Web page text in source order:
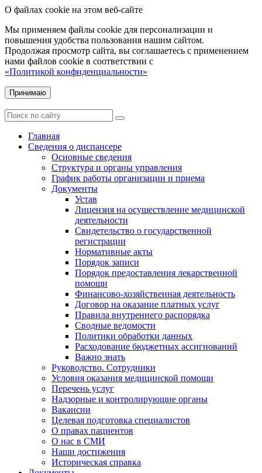
О файлах cookie на этом веб-сайте
Мы применяем файлы cookie для персонализации и
повышения удобства пользования нашим сайтом.
Продолжая просмотр сайта, вы соглашаетесь с применением
нами файлов cookie в соответствии с
«Политикой конфиденциальности»
Принимаю
Главная
Сведения о диспансере
Основные сведения
Структура и органы управления
График работы организации и приема
Документы
Устав
Лицензия на осуществление медицинской
деятельности
Свидетельство о государственной
регистрации
Нормативные акты
Порядок записи
Порядок предоставления лекарственной
помощи
Финансово-хозяйственная деятельность
Договор на оказание платных услуг
Правила внутреннего распорядка
Сводные ведомости
Политики обработки данных
Расходование бюджетных ассигнований
Важно знать
Руководство. Сотрудники
Условия оказания медицинской помощи
Перечень услуг
Надзорные и контролирующие органы
Вакансии
Целевая подготовка специалистов
О правах пациентов
О нас в СМИ
Наши достижения
Историческая справка